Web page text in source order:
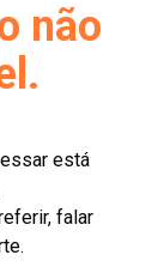
não
está
falar